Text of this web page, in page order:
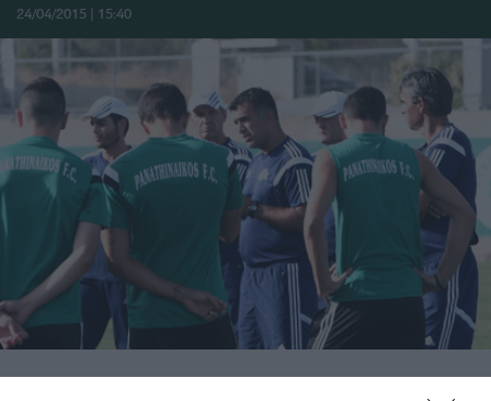
24/04/2015 | 15:40